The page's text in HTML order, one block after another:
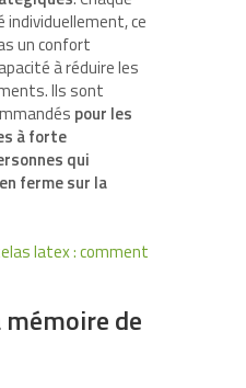
ce
un confort
à réduire les
Ils sont
pour les
à forte
qui
ferme sur la
latex : comment
mémoire de